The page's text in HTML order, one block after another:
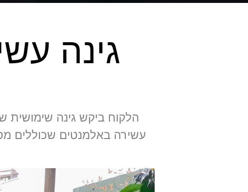
גינה
הלקוח ביקש גינה שימושית
עשירה באלמנטים שכוללים